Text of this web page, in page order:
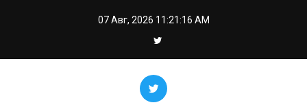
07 Авг, 2026 11:21:17 AM